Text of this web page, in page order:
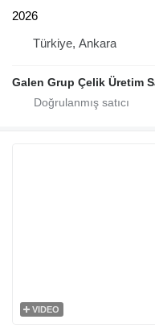
2026
Türkiye, Ankara
Galen Grup Çelik Üretim
VIDEO